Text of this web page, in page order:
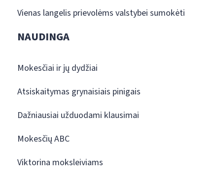
Vienas langelis prievolėms valstybei sumokėti
NAUDINGA
Mokesčiai ir jų dydžiai
Atsiskaitymas grynaisiais pinigais
Dažniausiai užduodami klausimai
Mokesčių ABC
Viktorina moksleiviams